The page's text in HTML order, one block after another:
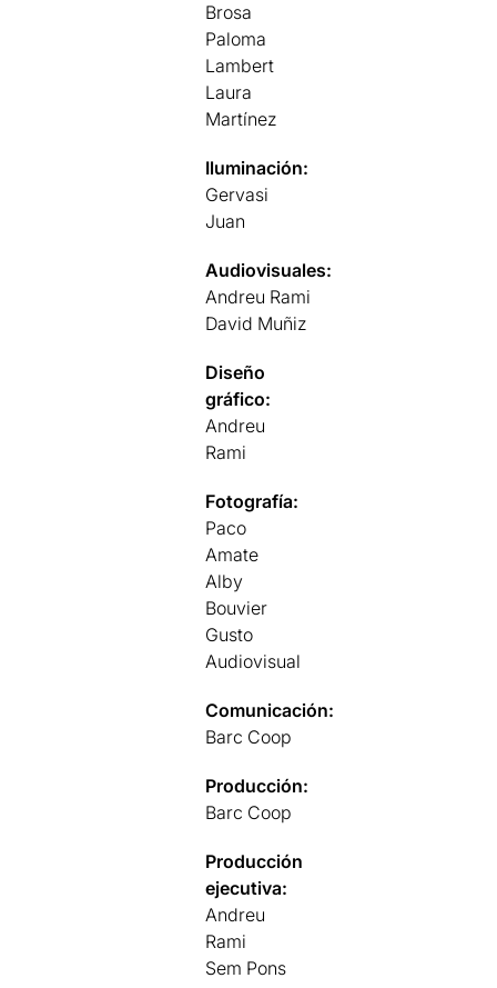
Brosa
Paloma
Lambert
Laura
Martínez
Iluminación:
Gervasi
Juan
Audiovisuales:
Andreu Rami
David Muñiz
Diseño
gráfico:
Andreu
Rami
Fotografía:
Paco
Amate
Alby
Bouvier
Gusto
Audiovisual
Comunicación:
Barc Coop
Producción:
Barc Coop
Producción
ejecutiva:
Andreu
Rami
Sem Pons